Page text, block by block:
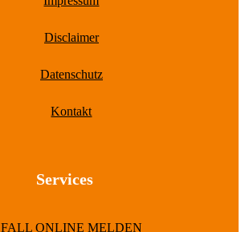
Disclaimer
Datenschutz
Kontakt
Services
FALL ONLINE MELDEN